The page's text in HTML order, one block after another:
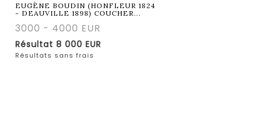
EUGÈNE BOUDIN (HONFLEUR 1824
- DEAUVILLE 1898) COUCHER...
3000 - 4000 EUR
Résultat 8 000 EUR
Résultats sans frais